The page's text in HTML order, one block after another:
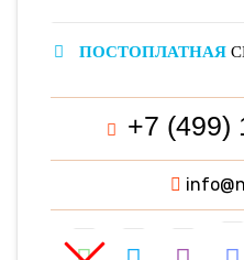
ПОСТОПЛАТНАЯ
+7 (499)